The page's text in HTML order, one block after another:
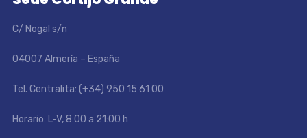
C/ Nogal s/n
04007 Almería – España
Tel. Centralita: (+34) 950 15 61 00
Horario: L-V, 8:00 a 21:00 h